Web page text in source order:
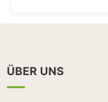
ÜBER UNS